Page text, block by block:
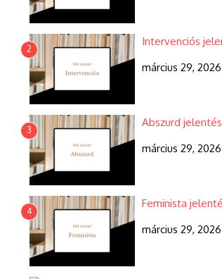
2
Intervenciós
március 29, 2026
3
Abszurd
március 29, 2026
4
Feminista
március 29, 2026